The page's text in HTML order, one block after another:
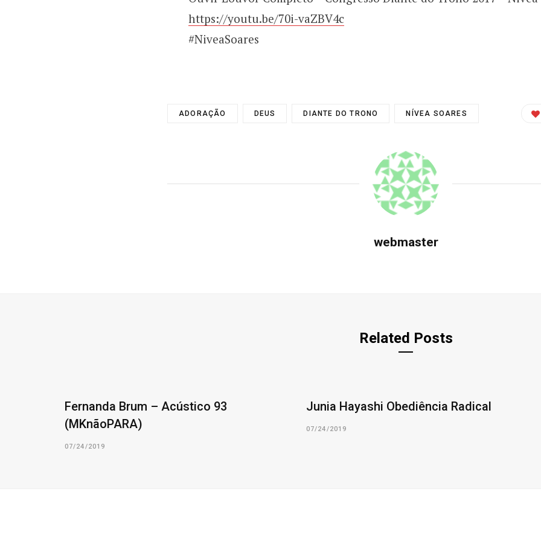
https://youtu.be/70i-vaZBV4c
#NiveaSoares
ADORAÇÃO DEUS DIANTE DO TRONO NÍVEA SOARES
webmaster
Related Posts
Fernanda Brum – Acústico 93
(MKnãoPARA)
07/24/2019
Junia Hayashi Obediência Radical
07/24/2019